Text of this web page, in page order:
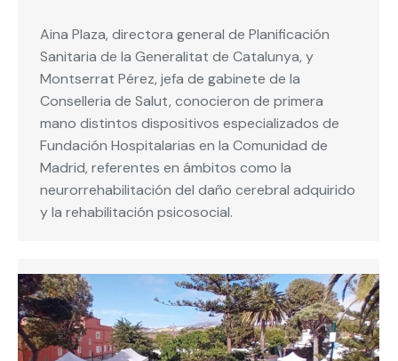
Aina Plaza, directora general de Planificación
Sanitaria de la Generalitat de Catalunya, y
Montserrat Pérez, jefa de gabinete de la
Conselleria de Salut, conocieron de primera
mano distintos dispositivos especializados de
Fundación Hospitalarias en la Comunidad de
Madrid, referentes en ámbitos como la
neurorrehabilitación del daño cerebral adquirido
y la rehabilitación psicosocial.